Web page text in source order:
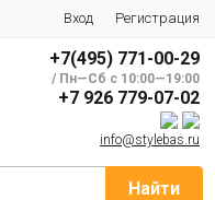
Вход Регистрация
+7(495) 771-00-29
/ Пн—Сб с 10:00—19:00
+7 926 779-07-02
info@stylebas.ru
Найти